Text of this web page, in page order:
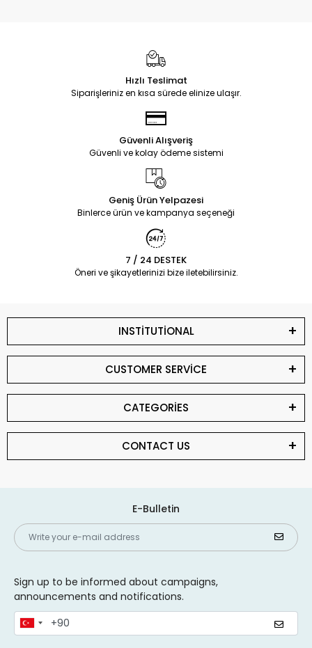
Hızlı Teslimat
Siparişleriniz en kısa sürede elinize ulaşır.
Güvenli Alışveriş
Güvenli ve kolay ödeme sistemi
Geniş Ürün Yelpazesi
Binlerce ürün ve kampanya seçeneği
7 / 24 DESTEK
Öneri ve şikayetlerinizi bize iletebilirsiniz.
INSTİTUTİONAL
CUSTOMER SERVİCE
CATEGORİES
CONTACT US
E-Bulletin
Sign up to be informed about campaigns,
announcements and notifications.